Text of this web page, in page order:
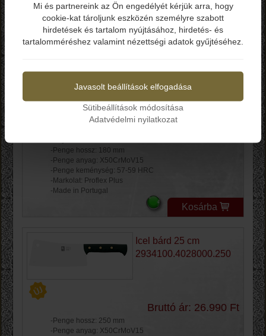
-Penge anyag: Rozsdamentes acél /Kovácsolt/
Kosárba
(Usuba Knife) CM.18
C680TK2618
-Penge hossz: 180 mm
-Penge anyag: X50CrMoV15
-Penge keménység: 57-59 HRC
-Markolat: Proflex Plus
-Made in Portugal
Kosárba
Icel bárd 25 cm
2934100.4028000.250
Bruttó ár: 26.990 Ft
-Penge hossz: 250 mm
-Penge anyag: X50CrMoV15
Elmúltál már 18 éves?
Mi és partnereink az Ön engedélyét kérjük arra, hogy
cookie-kat tároljunk eszközén személyre szabott
hirdetések és tartalom nyújtásához, hirdetés- és
tartalomméréshez valamint nézettségi adatok gyűjtéséhez.
Javasolt beállítások elfogadása
Sütibeállítások módosítása
Adatvédelmi nyilatkozat